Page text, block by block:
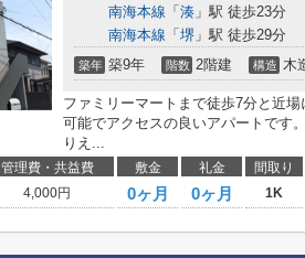
南海本線 「 湊 」駅 徒歩23分
南海本線 「 堺 」駅 徒歩29分
築年 築9年 階数 2階建 構造 木
ファミリーマートまで徒歩7分と近
可能でアクセスの良いアパートです
りえ...
管理費・共益費 敷金 礼金 間取り
4,000円 0ヶ月 0ヶ月 1K